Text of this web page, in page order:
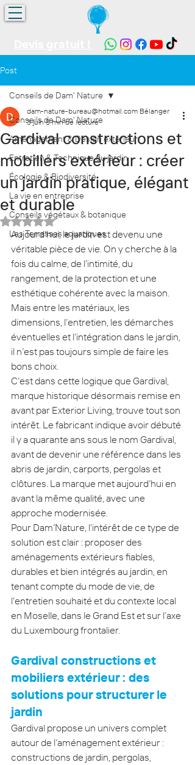
Post
Conseils de Dam' Nature
Aménagement & Design extérieur
Entretien & Technique du jardin
Écologie & Biodiversité
La vie en entreprise
Conseils végétaux & botanique
Les Terrasses aquatiques
Conseils de Dam' Nature
Gardival constructions et
mobiliers extérieur : créer
un jardin pratique, élégant
et durable
dam-nature-bureau@hotmail.com Bélanger
3 juin 5 min de lecture
Noté NaN étoiles sur 5.
Aujourd’hui, le jardin est devenu une
véritable pièce de vie. On y cherche à la
fois du calme, de l’intimité, du
rangement, de la protection et une
esthétique cohérente avec la maison.
Mais entre les matériaux, les
dimensions, l’entretien, les démarches
éventuelles et l’intégration dans le jardin,
il n’est pas toujours simple de faire les
bons choix.
C’est dans cette logique que Gardival,
marque historique désormais remise en
avant par Exterior Living, trouve tout son
intérêt. Le fabricant indique avoir débuté
il y a quarante ans sous le nom Gardival,
avant de devenir une référence dans les
abris de jardin, carports, pergolas et
clôtures. La marque met aujourd’hui en
avant la même qualité, avec une
approche modernisée.
Pour Dam’Nature, l’intérêt de ce type de
solution est clair : proposer des
aménagements extérieurs fiables,
durables et bien intégrés au jardin, en
tenant compte du mode de vie, de
l’entretien souhaité et du contexte local
en Moselle, dans le Grand Est et sur l’axe
du Luxembourg frontalier.
Gardival constructions et
mobiliers extérieur : des
solutions pour structurer le
jardin
Gardival propose un univers complet
autour de l’aménagement extérieur :
constructions de jardin, pergolas,